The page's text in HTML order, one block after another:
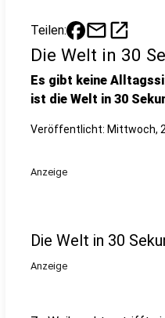
Teilen: mailopen_in_new
Die Welt in 30
Es gibt keine
ist die Welt in 30
Veröffentlicht: Mittwoch,
Anzeige
Die Welt in 30
Anzeige